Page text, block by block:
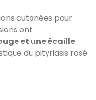
cutanées pour
ont
et une écaille
du pityriasis rosé